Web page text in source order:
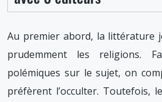
Au premier abord, la littérature
prudemment les religions.
polémiques sur le sujet, on
préfèrent l’occulter. Toutefois,